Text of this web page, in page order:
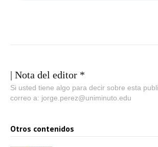
| Nota del editor *
Si usted tiene algo para decir sobre esta
correo a: jorge.perez@uniminuto.edu
Otros contenidos